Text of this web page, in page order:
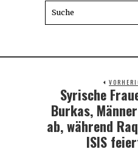
Syrische
Burkas,
ab, während
ISIS